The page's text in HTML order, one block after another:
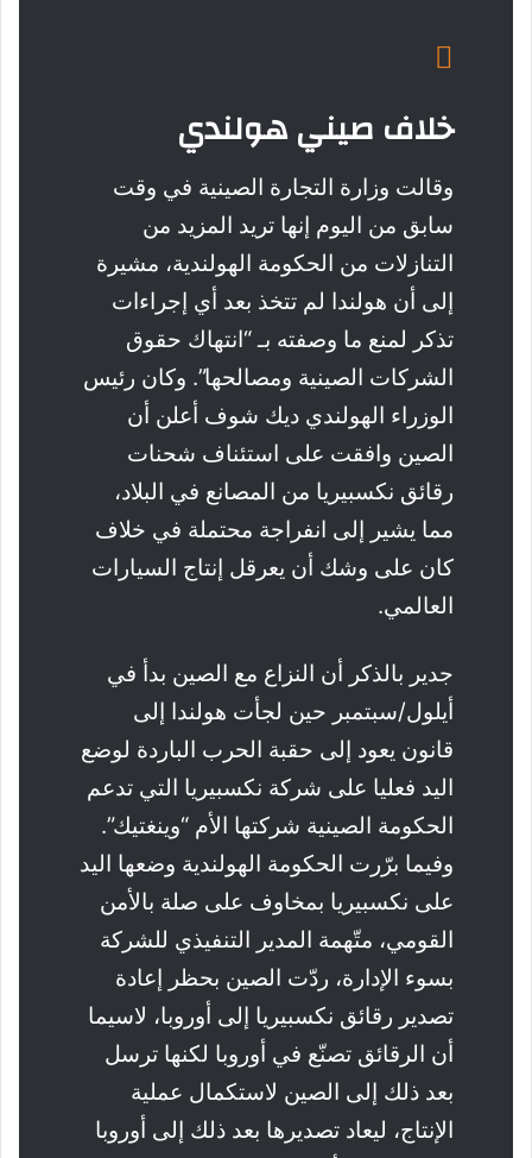
خلاف صيني هولندي
وقالت وزارة التجارة الصينية في وقت
سابق من اليوم إنها تريد المزيد من
التنازلات من الحكومة الهولندية، مشيرة
إلى أن هولندا لم تتخذ بعد أي إجراءات
تذكر لمنع ما وصفته بـ “انتهاك حقوق
الشركات الصينية ومصالحها”. وكان رئيس
الوزراء الهولندي ديك شوف أعلن أن
الصين وافقت على استئناف شحنات
رقائق نكسبيريا من المصانع في البلاد،
مما يشير إلى انفراجة محتملة في خلاف
كان على وشك أن يعرقل إنتاج السيارات
العالمي.
جدير بالذكر أن النزاع مع الصين بدأ في
أيلول/سبتمبر حين لجأت هولندا إلى
قانون يعود إلى حقبة الحرب الباردة لوضع
اليد فعليا على شركة نكسبيريا التي تدعم
الحكومة الصينية شركتها الأم “وينغتيك”.
وفيما برّرت الحكومة الهولندية وضعها اليد
على نكسبيريا بمخاوف على صلة بالأمن
القومي، متّهمة المدير التنفيذي للشركة
بسوء الإدارة، ردّت الصين بحظر إعادة
تصدير رقائق نكسبيريا إلى أوروبا، لاسيما
أن الرقائق تصنّع في أوروبا لكنها ترسل
بعد ذلك إلى الصين لاستكمال عملية
الإنتاج، ليعاد تصديرها بعد ذلك إلى أوروبا